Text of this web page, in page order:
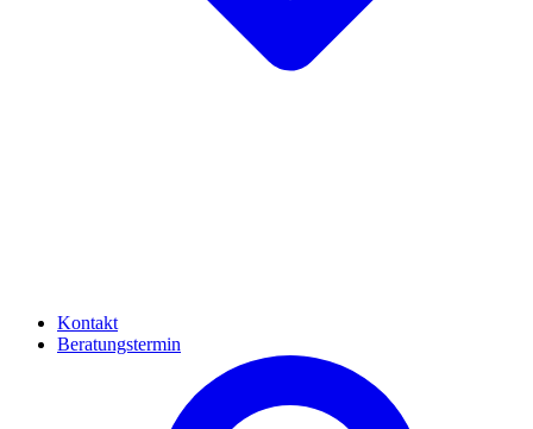
Kontakt
Beratungstermin